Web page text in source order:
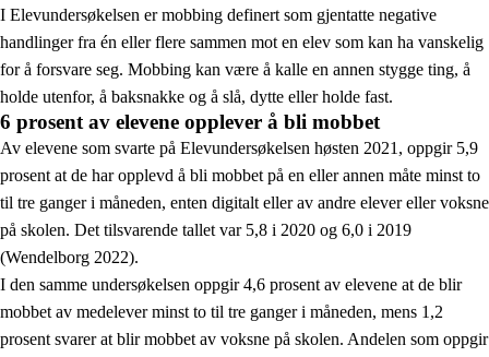
I Elevundersøkelsen er mobbing definert som gjentatte negative
handlinger fra én eller flere sammen mot en elev som kan ha vanskelig
for å forsvare seg. Mobbing kan være å kalle en annen stygge ting, å
holde utenfor, å baksnakke og å slå, dytte eller holde fast.
6 prosent av elevene opplever å bli mobbet
Av elevene som svarte på Elevundersøkelsen høsten 2021, oppgir 5,9
prosent at de har opplevd å bli mobbet på en eller annen måte minst to
til tre ganger i måneden, enten digitalt eller av andre elever eller voksne
på skolen. Det tilsvarende tallet var 5,8 i 2020 og 6,0 i 2019
(Wendelborg 2022).
I den samme undersøkelsen oppgir 4,6 prosent av elevene at de blir
mobbet av medelever minst to til tre ganger i måneden, mens 1,2
prosent svarer at blir mobbet av voksne på skolen. Andelen som oppgir